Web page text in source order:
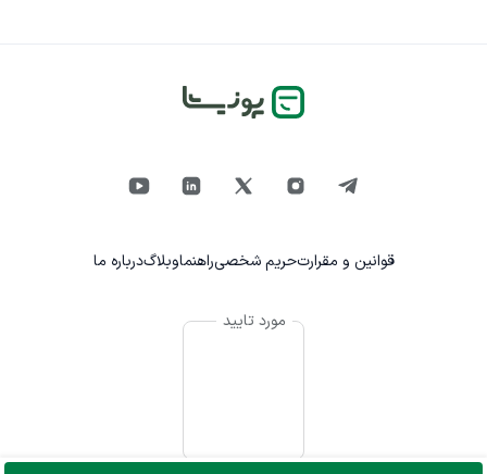
قوانین و مقرارتحریم شخصیراهنماوبلاگدرباره ما
مورد تایید